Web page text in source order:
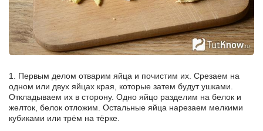
1. Первым делом отварим яйца и почистим их. Срезаем на
одном или двух яйцах края, которые затем будут ушками.
Откладываем их в сторону. Одно яйцо разделим на белок и
желток, белок отложим. Остальные яйца нарезаем мелкими
кубиками или трём на тёрке.